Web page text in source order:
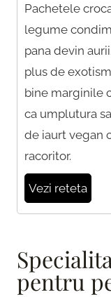
Pachetele
legume
pana devin
plus de
bine marginile
ca umplutura
de iaurt vegan
racoritor.
Vezi reteta
pentru